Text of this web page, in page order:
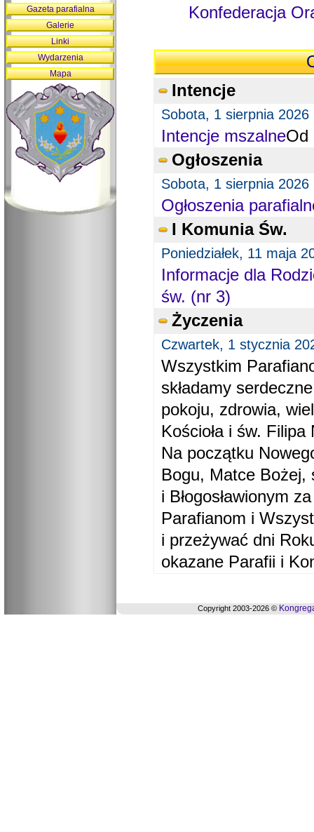
Konfederacja
Intencje
Sobota, 1 sierpnia 2026
Intencje mszalneOd
Ogłoszenia
Sobota, 1 sierpnia 2026
Ogłoszenia
I Komunia Św.
Poniedziałek, 11 maja
Informacje dla
św. (nr 3)
Życzenia
Czwartek, 1 stycznia
Wszystkim
składamy
pokoju, zdrowia,
Kościoła i św. Filipa
Na początku
Bogu, Matce Bożej,
i Błogosławionym
Parafianom i
i przeżywać dni
okazane Parafii i
Gazeta parafialna
Galerie
Linki
Wydarzenia
Mapa
Copyright 2003-2026 ©